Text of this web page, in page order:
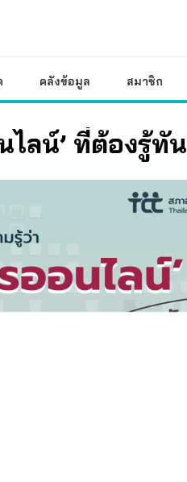
คลังข้อมูล สมาชิก
ไลน์’ ที่ต้องรู้ทัน